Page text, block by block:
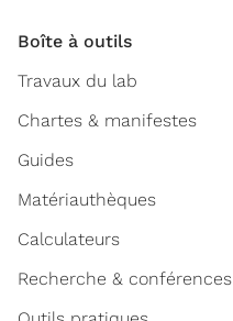
Boîte à outils
Travaux du lab
Chartes & manifestes
Guides
Matériauthèques
Calculateurs
Recherche & conférences